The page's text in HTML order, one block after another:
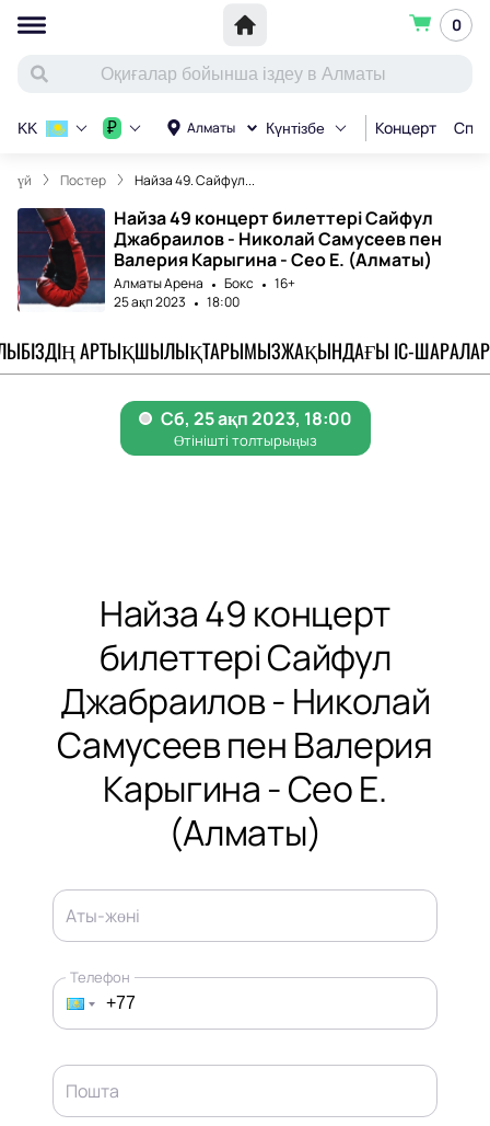
0
Алматы Күнтізбе Концерт
KK ₽
үй Постер Найза 49. Сайфул...
Найза 49 концерт билеттері Сайфул
Джабраилов - Николай Самусеев пен
Валерия Карыгина - Сео Е. (Алматы)
Алматы Арена Бокс
16+
25 ақп 2023
18:00
БІЗДІҢ АРТЫҚШЫЛЫҚТАРЫМЫЗЖАҚЫНДАҒЫ ІС-ШАРАЛАР
Найза 49 концерт
билеттері Сайфул
Джабраилов - Николай
Самусеев пен Валерия
Карыгина - Сео Е.
(Алматы)
Аты-жөні
Телефон
Пошта